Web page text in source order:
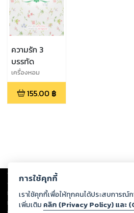
ความรัก 3
บรรทัด
เครื่องหอม
155.00 ฿
Copyright © 2026
ต่อผลงานหรือเนื้อหาใดที่อัปโหลดผ่านเว็บไซต์และ
ทรัพย์สินทางปัญญาของบุคคลอื่นหรือขัดต่อกฎหม
ทุกท่านโปรดใช้วิจารณญาณในการกลั่นกรองด้วย
การใช้คุกกี้
เราใช้คุกกี้เพื่อให้ทุกคนได้ประสบการณ์
เพิ่มเติม คลิก (Privacy Policy) และ